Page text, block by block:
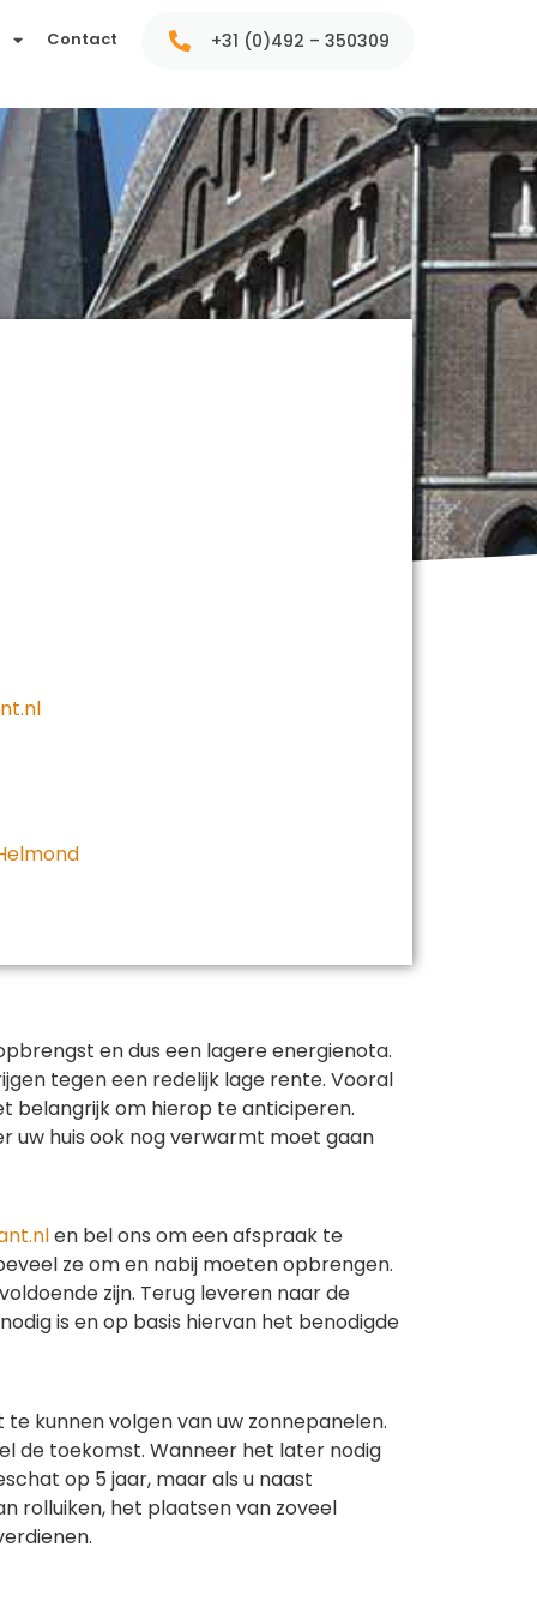
Contact +31 (0)492 – 350309
en dus een lagere energienota.
tegen een redelijk lage rente. Vooral
belangrijk om hierop te anticiperen.
uw huis ook nog verwarmt moet gaan
en bel ons om een afspraak te
ze om en nabij moeten opbrengen.
zijn. Terug leveren naar de
is en op basis hiervan het benodigde
kunnen volgen van uw zonnepanelen.
de toekomst. Wanneer het later nodig
op 5 jaar, maar als u naast
rolluiken, het plaatsen van zoveel